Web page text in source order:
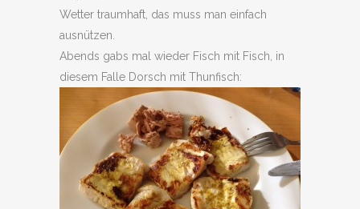
Wetter traumhaft, das muss man einfach
ausnützen.
Abends gabs mal wieder Fisch mit Fisch, in
diesem Falle Dorsch mit Thunfisch: